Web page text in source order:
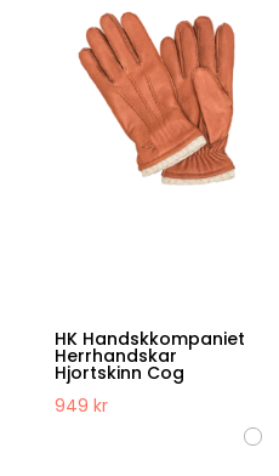
HK Handskkompaniet
Herrhandskar
Hjortskinn Cog
949 kr